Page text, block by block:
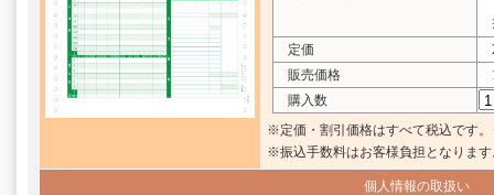
定価
販売価格
購入数
※定価・割引価格はすべて税込です
※振込手数料はお客様負担となります
個人情報の取扱い